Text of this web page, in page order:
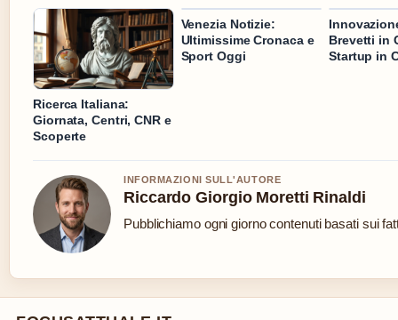
Ricerca Italiana:
Giornata, Centri, CNR e
Scoperte
Venezia Notizie:
Ultimissime Cronaca e
Sport Oggi
Brevetti in
Startup in
INFORMAZIONI SULL'AUTORE
Riccardo Giorgio Moretti Rinaldi
Pubblichiamo ogni giorno contenuti basati sui